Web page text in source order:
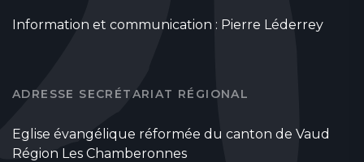
Information et communication : Pierre Léderrey
ADRESSE SECRÉTARIAT RÉGIONAL
Eglise évangélique réformée du canton de Vaud
Région Les Chamberonnes